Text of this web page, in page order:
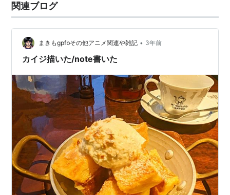
関連ブログ
まきもgpfbその他アニメ関連や雑記 • 3年前
カイジ描いた/note書いた